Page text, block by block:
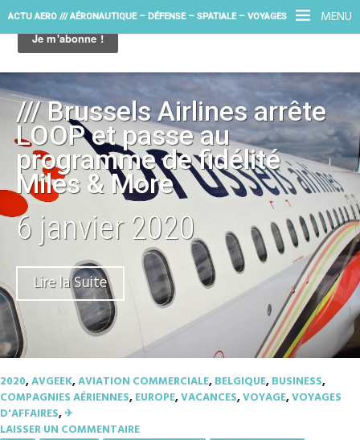
MENU
ACTU AERO /// AÉRONAUTIQUE – DÉFENSE – SPATIALE – VOYAGES
/// Brussels Airlines arrête
LOOP et passe au
programme de fidélité
Miles & More
6 janvier 2020
Lire la Suite
2020,AVGEEK,AVIATION COMMERCIALE,BELGIQUE,BUSINESS,
COMPAGNIES AÉRIENNES,EUROPE,VACANCES,VOYAGE,VOYAGES
D'AFFAIRES,✈︎
LAISSER UN COMMENTAIRE